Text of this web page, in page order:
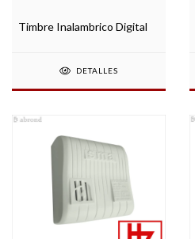
Timbre Inalambrico Digital
DETALLES